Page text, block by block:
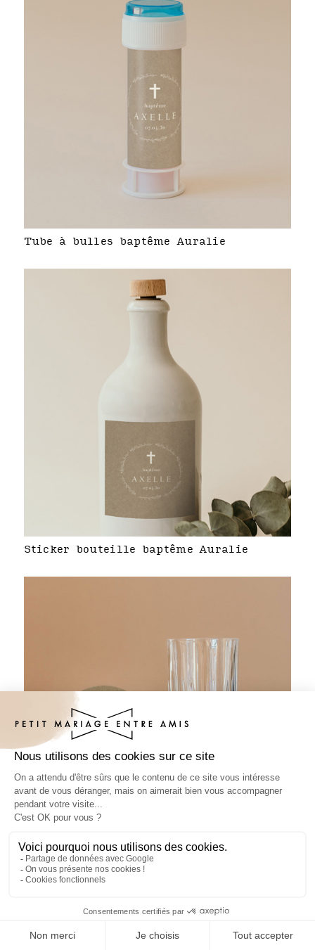
Tube à bulles baptême Auralie
Sticker bouteille baptême Auralie
Sous-bock baptême Auralie